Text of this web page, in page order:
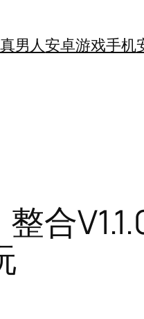
男人安卓游戏手机
合